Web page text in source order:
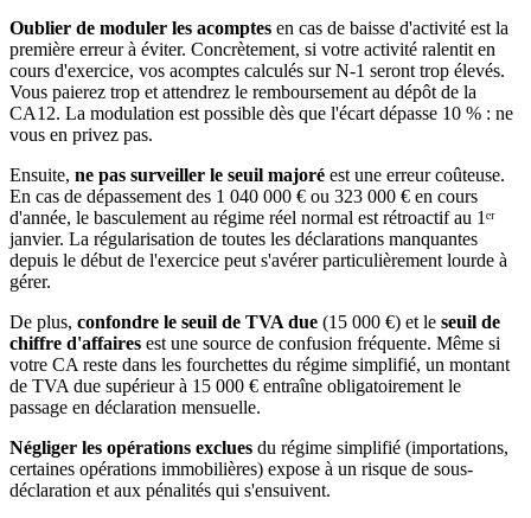
Oublier de moduler les acomptes en cas de baisse d'activité est la
première erreur à éviter. Concrètement, si votre activité ralentit en
cours d'exercice, vos acomptes calculés sur N-1 seront trop élevés.
Vous paierez trop et attendrez le remboursement au dépôt de la
CA12. La modulation est possible dès que l'écart dépasse 10 % : ne
vous en privez pas.
Ensuite, ne pas surveiller le seuil majoré est une erreur coûteuse.
En cas de dépassement des 1 040 000 € ou 323 000 € en cours
d'année, le basculement au régime réel normal est rétroactif au 1ᵉʳ
janvier. La régularisation de toutes les déclarations manquantes
depuis le début de l'exercice peut s'avérer particulièrement lourde à
gérer.
De plus, confondre le seuil de TVA due (15 000 €) et le seuil de
chiffre d'affaires est une source de confusion fréquente. Même si
votre CA reste dans les fourchettes du régime simplifié, un montant
de TVA due supérieur à 15 000 € entraîne obligatoirement le
passage en déclaration mensuelle.
Négliger les opérations exclues du régime simplifié (importations,
certaines opérations immobilières) expose à un risque de sous-
déclaration et aux pénalités qui s'ensuivent.